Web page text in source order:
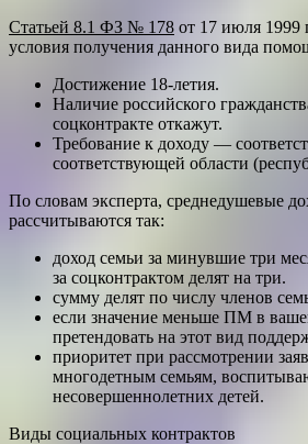
Статьей 8.1 ФЗ № 178 от 17 июля 1999
условия получения данного вида
Достижение 18-летия.
Наличие российского
соцконтракте откажут.
Требование к доходу —
соответствующей области
По словам эксперта, среднедушевые
рассчитываются так:
доход семьи за минувшие три
за соцконтрактом делят на три.
сумму делят по числу членов
если значение меньше ПМ в
претендовать на этот вид
приоритет при рассмотрении
многодетным семьям,
несовершеннолетних детей.
Виды социальных контрактов